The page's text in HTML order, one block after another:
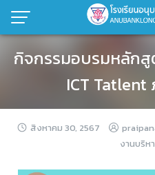
กิจกรรมอบรมหลักสู
ICT Tatlent
สิงหาคม 30, 2567
งานบริห